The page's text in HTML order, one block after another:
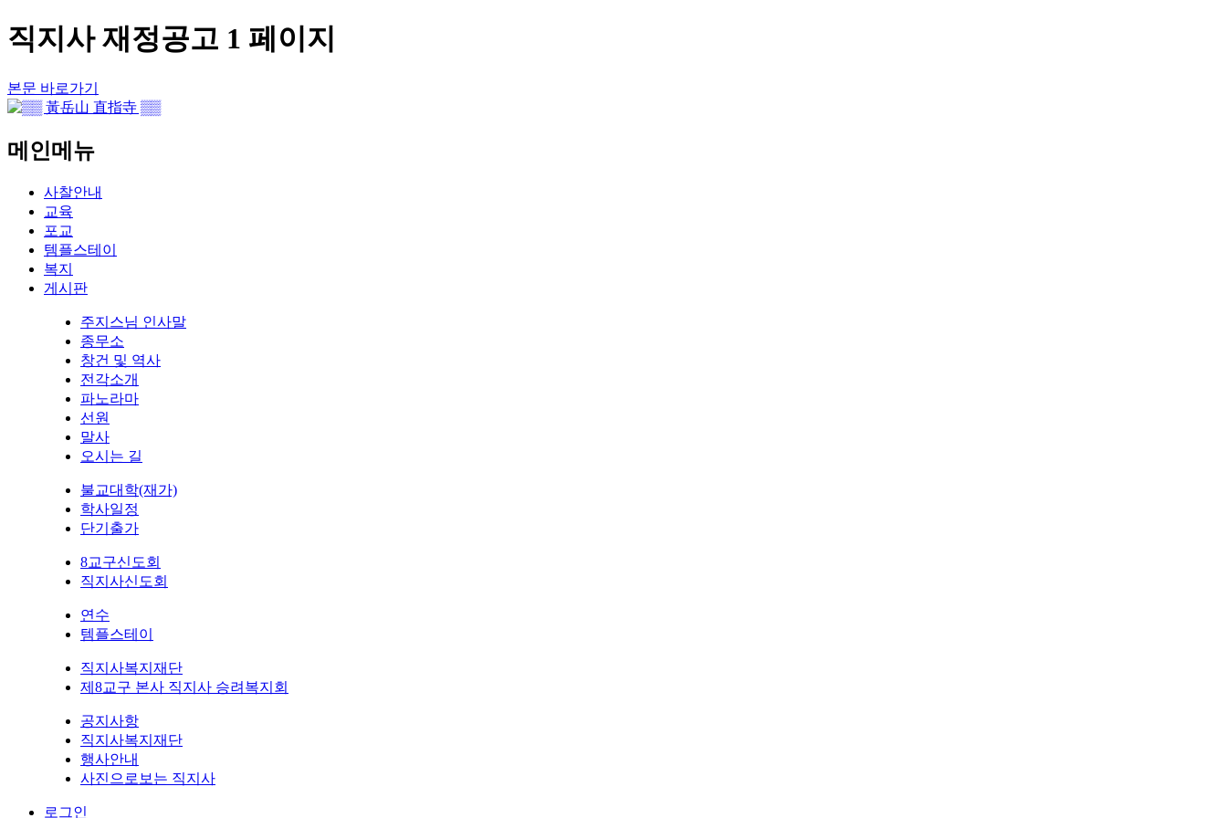
직지사 재정공고 1 페이지
본문 바로가기
메인메뉴
사찰안내
교육
포교
템플스테이
복지
게시판
주지스님 인사말
종무소
창건 및 역사
전각소개
파노라마
선원
말사
오시는 길
불교대학(재가)
학사일정
단기출가
8교구신도회
직지사신도회
연수
템플스테이
직지사복지재단
제8교구 본사 직지사 승려복지회
공지사항
직지사복지재단
행사안내
사진으로보는 직지사
로그인